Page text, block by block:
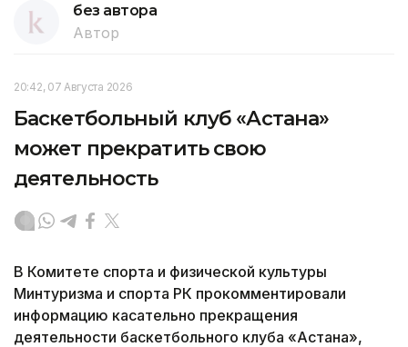
без автора
Автор
20:42, 07 Августа 2026
Баскетбольный клуб «Астана»
может прекратить свою
деятельность
В Комитете спорта и физической культуры
Минтуризма и спорта РК прокомментировали
информацию касательно прекращения
деятельности баскетбольного клуба «Астана»,